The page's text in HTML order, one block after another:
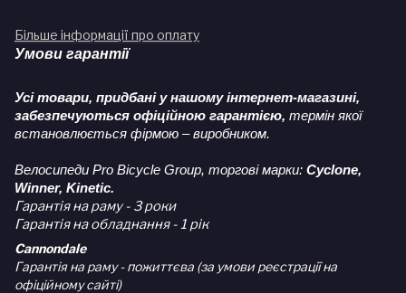
Більше інформації про оплату
Умови гарантії
Усі товари, придбані у нашому інтернет-магазині,
забезпечуються офіційною гарантією, термін якої
встановлюється фірмою – виробником.
Велосипеди Pro Bicycle Group, торгові марки: Cyclone,
Winner, Kinetic.
Гарантія на раму - 3 роки
Гарантія на обладнання - 1 рік
Cannondale
Гарантія на раму - пожиттєва (за умови реєстрації на
офіційному сайті)